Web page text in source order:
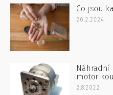
Co jsou
20.2.2024
Náhradní
motor
2.8.2022